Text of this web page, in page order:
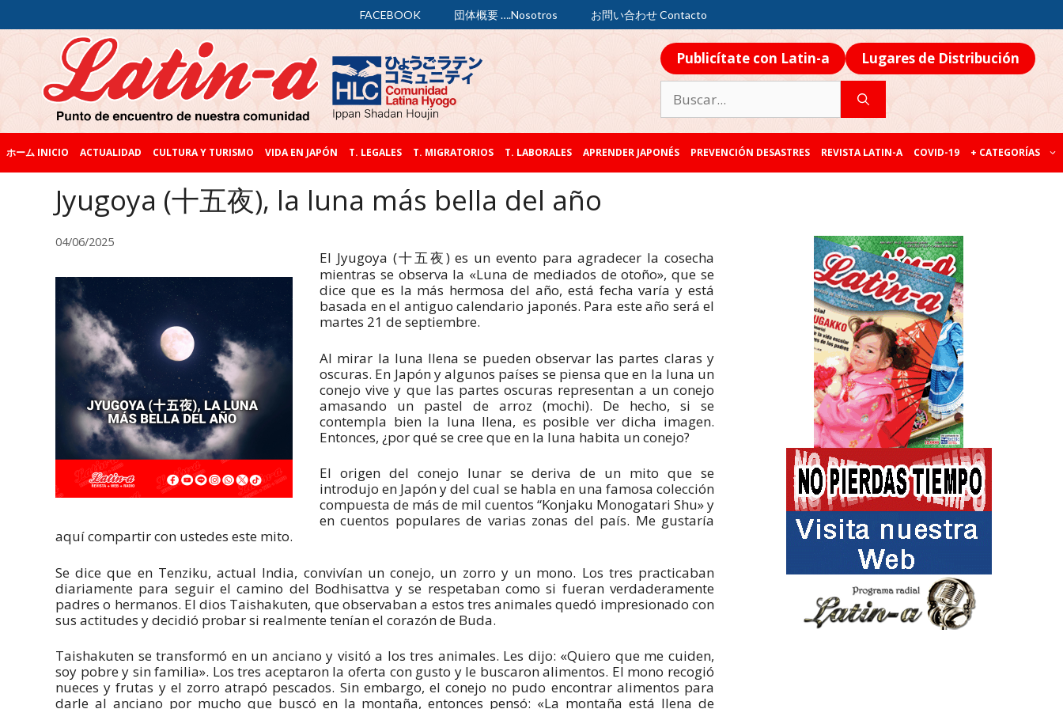
FACEBOOK 団体概要 ….Nosotros お問い合わせ Contacto
Publicítate con Latin-a Lugares de Distribución
ホーム INICIO ACTUALIDAD CULTURA Y TURISMO VIDA EN JAPÓN T. LEGALES T. MIGRATORIOS T. LABORALES APRENDER JAPONÉS PREVENCIÓN DESASTRES REVISTA LATIN-A COVID-19 + CATEGORÍAS
Jyugoya (十五夜), la luna más bella del año
04/06/2025
El Jyugoya (十五夜 ) es un evento para agradecer la cosecha
mientras se observa la «Luna de mediados de otoño», que se
dice que es la más hermosa del año, está fecha varía y está
basada en el antiguo calendario japonés. Para este año será el
martes 21 de septiembre.
Al mirar la luna llena se pueden observar las partes claras y
oscuras. En Japón y algunos países se piensa que en la luna un
conejo vive y que las partes oscuras representan a un conejo
amasando un pastel de arroz (mochi). De hecho, si se
contempla bien la luna llena, es posible ver dicha imagen.
Entonces, ¿por qué se cree que en la luna habita un conejo?
El origen del conejo lunar se deriva de un mito que se
introdujo en Japón y del cual se habla en una famosa colección
compuesta de más de mil cuentos “Konjaku Monogatari Shu» y
en cuentos populares de varias zonas del país. Me gustaría
aquí compartir con ustedes este mito.
Se dice que en Tenziku, actual India, convivían un conejo, un zorro y un mono. Los tres practicaban
diariamente para seguir el camino del Bodhisattva y se respetaban como si fueran verdaderamente
padres o hermanos. El dios Taishakuten, que observaban a estos tres animales quedó impresionado con
sus actitudes y decidió probar si realmente tenían el corazón de Buda.
Taishakuten se transformó en un anciano y visitó a los tres animales. Les dijo: «Quiero que me cuiden,
soy pobre y sin familia». Los tres aceptaron la oferta con gusto y le buscaron alimentos. El mono recogió
nueces y frutas y el zorro atrapó pescados. Sin embargo, el conejo no pudo encontrar alimentos para
darle al anciano por mucho que buscó en la montaña, entonces pensó: «La montaña está llena de